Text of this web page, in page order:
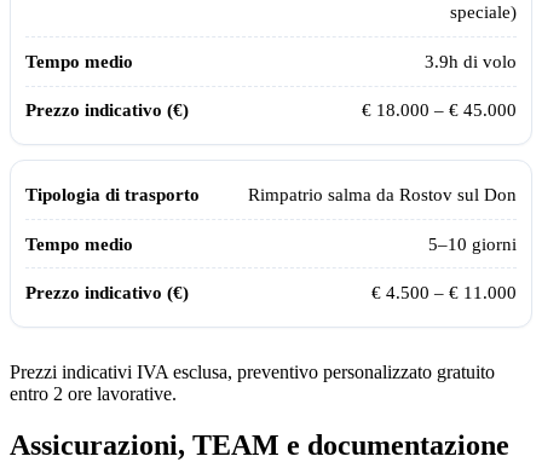
speciale)
3.9h di volo
€ 18.000 – € 45.000
Rimpatrio salma da Rostov sul Don
5–10 giorni
€ 4.500 – € 11.000
Prezzi indicativi IVA esclusa, preventivo personalizzato gratuito
entro 2 ore lavorative.
Assicurazioni, TEAM e documentazione